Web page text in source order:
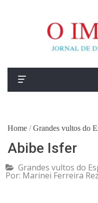
Home / Grandes vultos do
Abibe Isfer
Grandes vultos do
Por: Marinei Ferreira